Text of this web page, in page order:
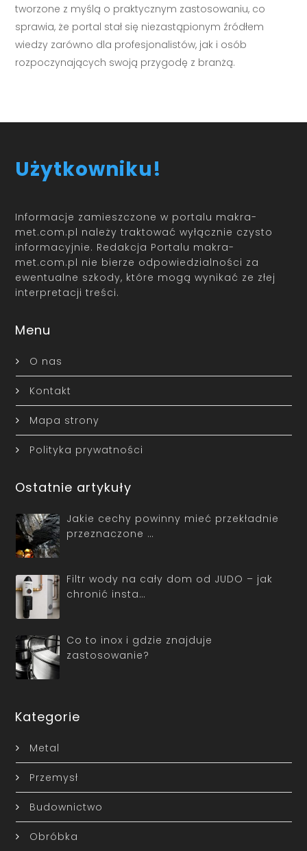
tworzone z myślą o praktycznym zastosowaniu, co
sprawia, że portal stał się niezastąpionym źródłem
wiedzy zarówno dla profesjonalistów, jak i osób
rozpoczynających swoją przygodę z branżą.
Użytkowniku!
Informacje zamieszczone w portalu makra-
met.com.pl należy traktować wyłącznie czysto
informacyjnie. Redakcja Portalu makra-
met.com.pl nie bierze odpowiedzialności za
ewentualne szkody, które mogą wynikać ze złej
interpretacji treści.
Menu
O nas
Kontakt
Mapa strony
Polityka prywatności
Ostatnie artykuły
Jakie cechy powinny mieć przekładnie
przeznaczone …
Filtr wody na cały dom od JUDO – jak
chronić insta…
Co to inox i gdzie znajduje
zastosowanie?
Kategorie
Metal
Przemysł
Budownictwo
Obróbka